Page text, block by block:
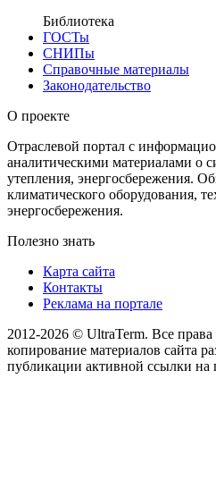
Библиотека
ГОСТы
СНИПы
Справочные материалы
Законодательство
О проекте
Отраслевой портал с
аналитическими материалами о
утепления, энергосбережения.
климатического оборудования,
энергосбережения.
Полезно знать
Карта сайта
Контакты
Реклама на портале
2012-2026 © UltraTerm. Все
копирование материалов сайта
публикации активной ссылки на